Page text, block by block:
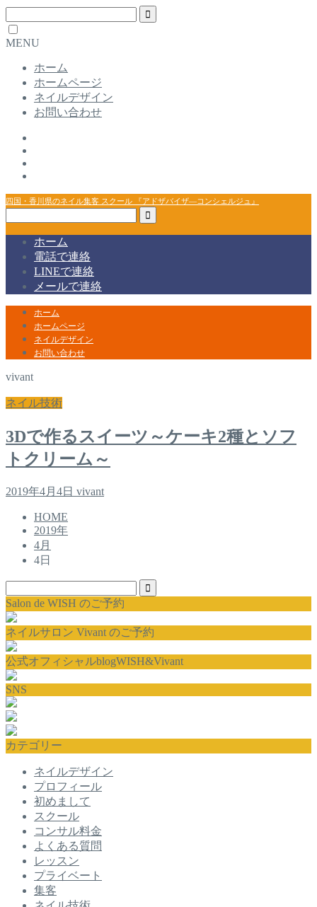
MENU
ホーム
ホームページ
ネイルデザイン
お問い合わせ
四国・香川県のネイル集客 スクール 『アドザバイザ―コンシェルジュ』
ホーム
電話で連絡
LINEで連絡
メールで連絡
ホーム
ホームページ
ネイルデザイン
お問い合わせ
vivant
ネイル技術
3Dで作るスイーツ～ケーキ2種とソフ
トクリーム～
2019年4月4日 vivant
HOME
2019年
4月
4日
Salon de WISH のご予約
ネイルサロン Vivant のご予約
公式オフィシャルblogWISH&Vivant
SNS
カテゴリー
ネイルデザイン
プロフィール
初めまして
スクール
コンサル料金
よくある質問
レッスン
プライベート
集客